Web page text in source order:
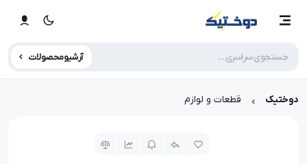
آرشیو محصولات
دوختیک قطعات و لوازم